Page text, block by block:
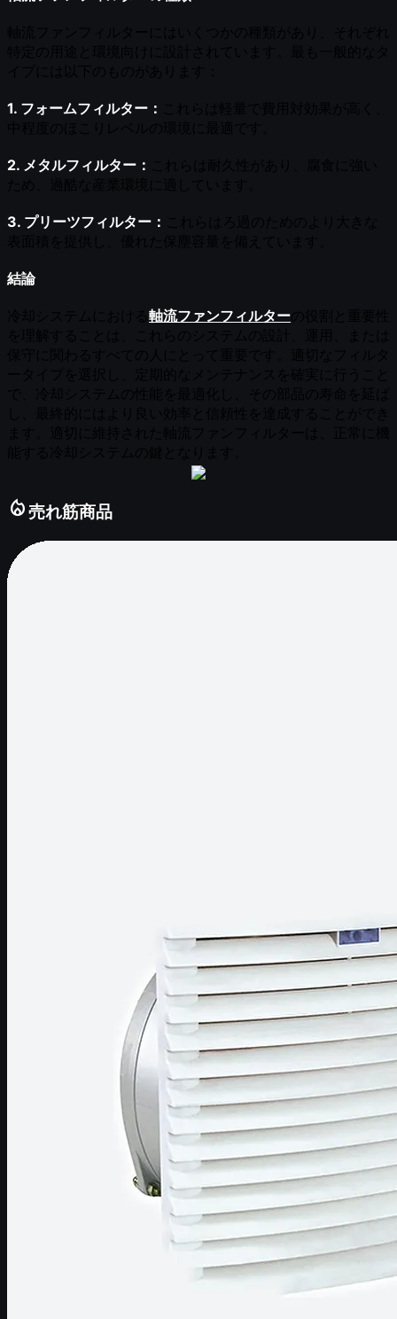
local_fire_department売れ筋商品